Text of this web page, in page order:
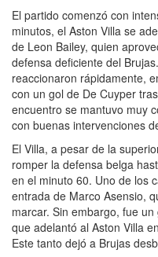
El partido comenzó con
minutos, el Aston Villa se
de Leon Bailey, quien
defensa deficiente del
reaccionaron rápidamente,
con un gol de De Cuyper
encuentro se mantuvo muy
con buenas intervenciones
El Villa, a pesar de la
romper la defensa belga
en el minuto 60. Uno de los
entrada de Marco Asensio,
marcar. Sin embargo, fue
que adelantó al Aston Villa
Este tanto dejó a Brujas